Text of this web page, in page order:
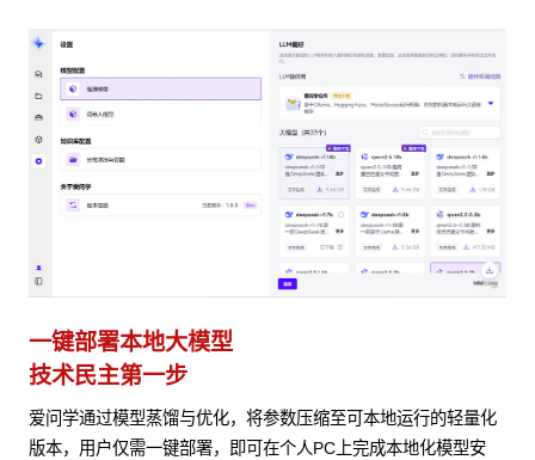
一键部署本地大模型
技术民主第一步
爱问学通过模型蒸馏与优化，将参数压缩至可本地运行的轻量化
版本，用户仅需一键部署，即可在个人PC上完成本地化模型安